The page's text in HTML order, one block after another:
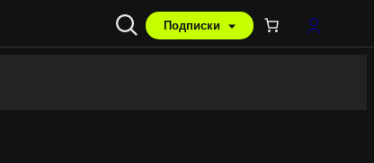
Подписки